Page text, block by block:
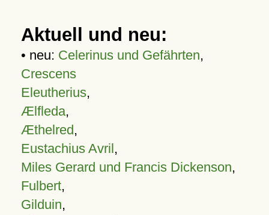
Aktuell und neu:
• neu: Celerinus und Gefährten,
Crescens
Eleutherius,
Ælfleda,
Æthelred,
Eustachius Avril,
Miles Gerard und Francis Dickenson,
Fulbert,
Gilduin,